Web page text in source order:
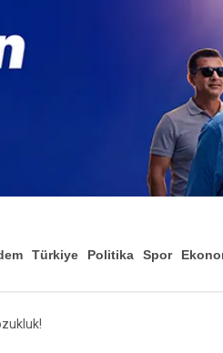
Türkiye Politika Spor